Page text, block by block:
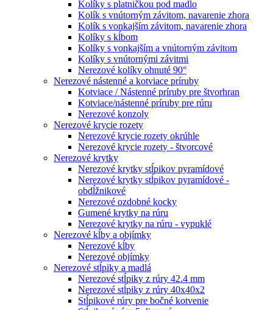
Kolíky s platničkou pod madlo
Kolík s vnútorným závitom, navarenie zhora
Kolík s vonkajším závitom, navarenie zhora
Kolíky s kĺbom
Kolíky s vonkajším a vnútorným závitom
Kolíky s vnútornými závitmi
Nerezové kolíky ohnuté 90°
Nerezové nástenné a kotviace príruby
Kotviace / Nástenné príruby pre štvorhran
Kotviace/nástenné príruby pre rúru
Nerezové konzoly
Nerezové krycie rozety
Nerezové krycie rozety okrúhle
Nerezové krycie rozety - štvorcové
Nerezové krytky
Nerezové krytky stĺpikov pyramídové
Nerezové krytky stĺpikov pyramídové -
obdĺžnikové
Nerezové ozdobné kocky
Gumené krytky na rúru
Nerezové krytky na rúru - vypuklé
Nerezové kĺby a objímky
Nerezové kĺby
Nerezové objímky
Nerezové stĺpiky a madlá
Nerezové stĺpiky z rúry 42.4 mm
Nerezové stĺpiky z rúry 40x40x2
Stĺpikové rúry pre bočné kotvenie